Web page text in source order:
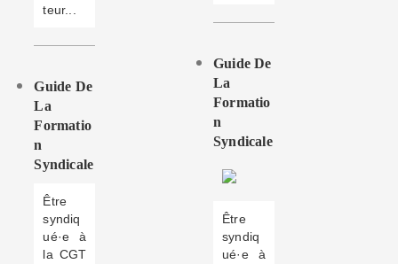
teur...
Guide De
La
Formatio
N
Syndicale
Être
syndiq
ué·e à
la CGT
Guide De
La
Formatio
N
Syndicale
Être
syndiq
ué·e à